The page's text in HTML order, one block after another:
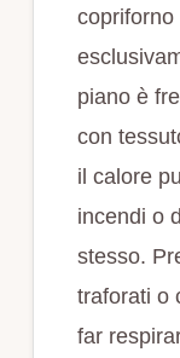
copriforno
piano è
con
il calore
incendi o
stesso.
traforati o
far